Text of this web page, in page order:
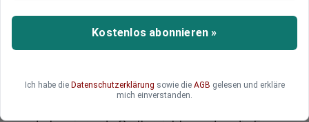
Wirtschaftsminister, den
Deutschland je hatte“?
geraten zunehmend ins Stocken. Schrumpfende
Kostenlos abonnieren »
Ich habe die Datenschutzerklärung sowie die AGB gelesen und erkläre
mich einverstanden.